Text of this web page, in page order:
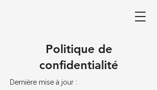
Politique de
confidentialité
Dernière mise à jour :